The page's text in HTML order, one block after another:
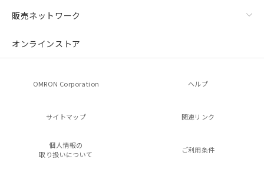
販売ネットワーク
オンラインストア
OMRON Corporation ヘルプ
サイトマップ 関連リンク
個人情報の
取り扱いについて
ご利用条件